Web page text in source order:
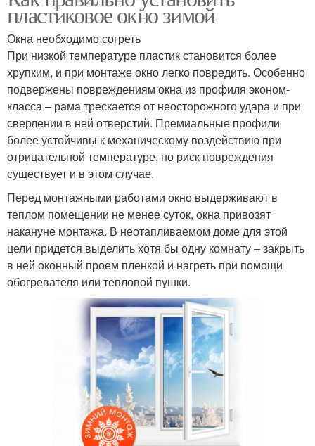
пластиковое окно зимой
Окна необходимо согреть
При низкой температуре пластик становится более
хрупким, и при монтаже окно легко повредить. Особенно
подвержены повреждениям окна из профиля эконом-
класса – рама трескается от неосторожного удара и при
сверлении в ней отверстий. Премиальные профили
более устойчивы к механическому воздействию при
отрицательной температуре, но риск повреждения
существует и в этом случае.
Перед монтажными работами окно выдерживают в
теплом помещении не менее суток, окна привозят
накануне монтажа. В неотапливаемом доме для этой
цели придется выделить хотя бы одну комнату – закрыть
в ней оконный проем пленкой и нагреть при помощи
обогревателя или тепловой пушки.